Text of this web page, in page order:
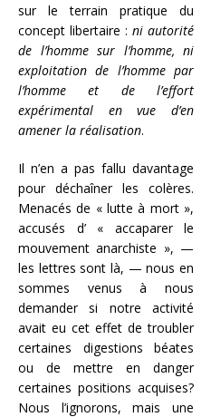
sur le terrain pratique du
concept libertaire : ni autorité
de l’homme sur l’homme, ni
exploitationde l’homme par
l’hommeet de l’effort
expérimental en vue d’en
amener la réalisation.
Il n’en a pas fallu davantage
pour déchaîner les colères.
Menacés de « lutte à mort »,
accusés d’ « accaparer le
mouvement anarchiste », —
les lettres sont là, — nous en
sommes venus à nous
demander si notre activité
avait eu cet effet de troubler
certaines digestions béates
ou de mettre en danger
certaines positions acquises?
Nous l’ignorons, mais une